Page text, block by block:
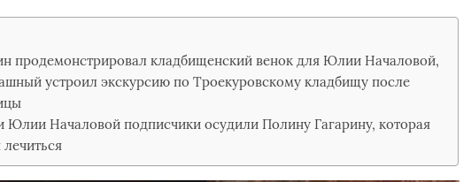
продемонстрировал кладбищенский венок для Юлии Началовой,
устроил экскурсию по Троекуровскому кладбищу после
Юлии Началовой подписчики осудили Полину Гагарину, которая
лечиться